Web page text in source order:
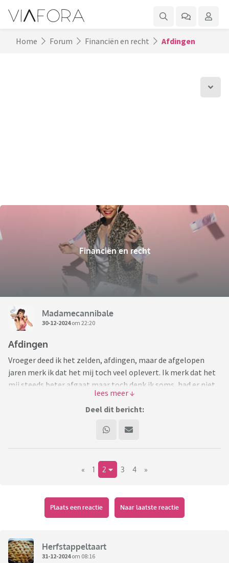
Home Forum Financiën en recht Afdingen
Financiën en recht
Madamecannibale
30-12-2024om 22:20
Afdingen
Vroeger deed ik het zelden, afdingen, maar de afgelopen
jaren merk ik dat het mij toch veel oplevert. Ik merk dat het
mij steeds beter afgaat maar toch denk ik soms, had er niet
tweedehands auto’s, klusjes in huis, grote aankopen heb ik
vaak het gevoel dat ik te veel betaal. Maar dan verbaas ik me
ook weer hoe makkelijk er ineens honderden euro’s van de
prijs afgaan na wat onderhandelen. Dan vraag ik me af:
meeste mensen (mijzelf inclusief) niet gewoon keihard voor
de gek gehouden?
Zelf ben ik tevreden als ik het gevoel heb dat ik waar voor
zolang het maar eerlijk voelt. Waarop dingen jullie af? En
hebben jullie nog tips?
Deel dit bericht:
« 1 2 3 4 »
Plaats een reactie Naar laatste reactie
Herfstappeltaart
31-12-2024om 08:16